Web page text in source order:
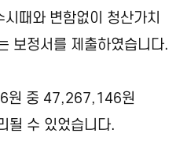
때와 변함없이 청산가치
보정서를 제출하였습니다.
원 중 47,267,146원
될 수 있었습니다.